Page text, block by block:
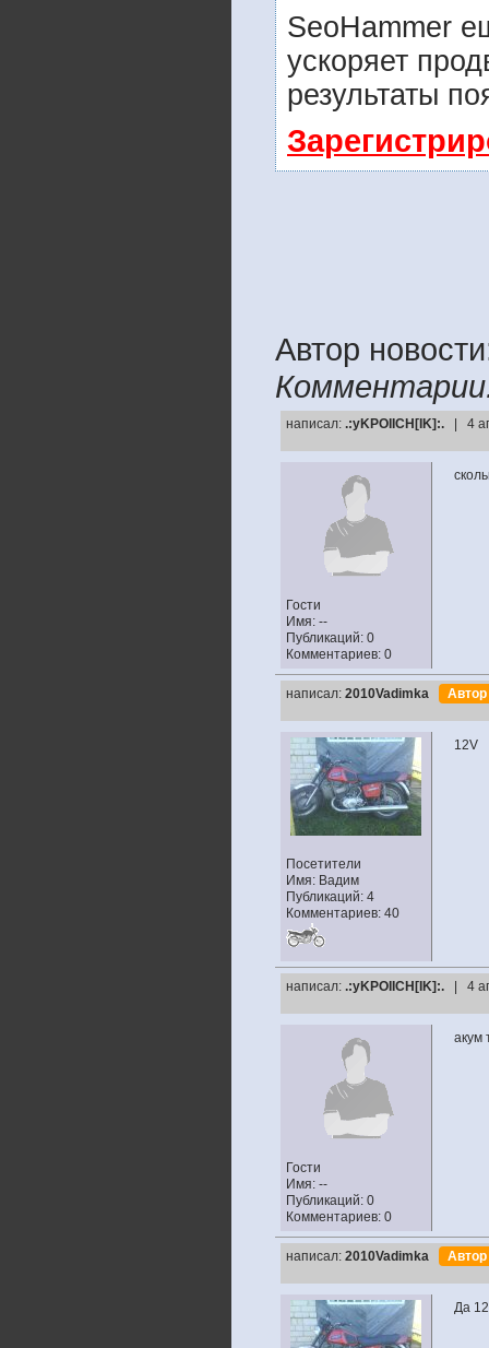
SeoHammer
ускоряет
результаты
Автор
написал: .:yKPOIICH[IK]:. | 4
Гости
Имя: --
Публикаций: 0
Комментариев: 0
написал: 2010Vadimka
Посетители
Имя: Вадим
Публикаций: 4
Комментариев: 40
12V
написал: .:yKPOIICH[IK]:. | 4
Гости
Имя: --
Публикаций: 0
Комментариев: 0
акум
написал: 2010Vadimka
Да